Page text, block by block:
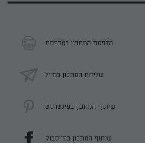
הדפסת המתכון במדפסת
שליחת המתכון במייל
שיתוף המתכון בפינטרסט
שיתוף המתכון בפייסבוק